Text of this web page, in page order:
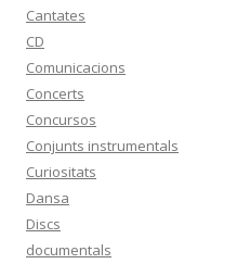
Cantates
CD
Comunicacions
Concerts
Concursos
Conjunts instrumentals
Curiositats
Dansa
Discs
documentals